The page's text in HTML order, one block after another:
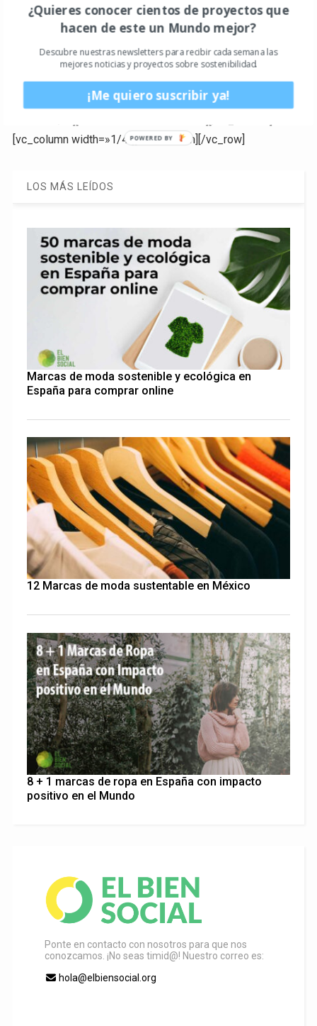
¿Estás interesado en este servicio? Ponte en
contacto con nosotros ahora
[/vc_column_text][/vc_column][/vc_row][vc_row]
[vc_column width=»1/4″][/vc_column][vc_column
[vc_column width=»1/4″][/vc_column][/vc_row]
LOS MÁS LEÍDOS
Marcas de moda sostenible y ecológica en
España para comprar online
12 Marcas de moda sustentable en México
8 + 1 marcas de ropa en España con impacto
positivo en el Mundo
Ponte en contacto con nosotros para que nos
conozcamos. ¡No seas timid@! Nuestro correo es:
hola@elbiensocial.org
¿Quieres conocer cientos de proyectos que
hacen de este un Mundo mejor?
Descubre nuestras newsletters para recibir cada semana las
mejores noticias y proyectos sobre sostenibilidad.
¡Me quiero suscribir ya!
POWERED BY